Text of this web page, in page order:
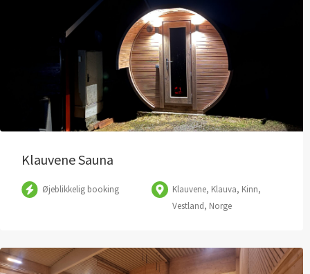
Klauvene Sauna
Øjeblikkelig booking
Klauvene, Klauva, Kinn,
Vestland, Norge